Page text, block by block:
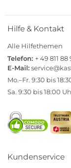
Hilfe & Kontakt
Alle Hilfethemen
Telefon: + 49 811 88
E-Mail:
Mo.–Fr. 9:30 bis
Sa. 9:30 bis 18:00
Kundenservice